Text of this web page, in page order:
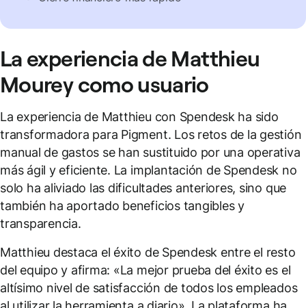
La experiencia de Matthieu
Mourey como usuario
La experiencia de Matthieu con Spendesk ha sido
transformadora para Pigment. Los retos de la gestión
manual de gastos se han sustituido por una operativa
más ágil y eficiente. La implantación de Spendesk no
solo ha aliviado las dificultades anteriores, sino que
también ha aportado beneficios tangibles y
transparencia.
Matthieu destaca el éxito de Spendesk entre el resto
del equipo y afirma: «La mejor prueba del éxito es el
altísimo nivel de satisfacción de todos los empleados